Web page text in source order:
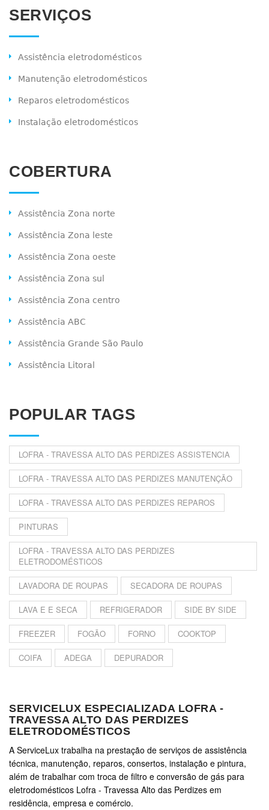
SERVIÇOS
Assistência eletrodomésticos
Manutenção eletrodomésticos
Reparos eletrodomésticos
Instalação eletrodomésticos
COBERTURA
Assistência Zona norte
Assistência Zona leste
Assistência Zona oeste
Assistência Zona sul
Assistência Zona centro
Assistência ABC
Assistência Grande São Paulo
Assistência Litoral
POPULAR TAGS
LOFRA - TRAVESSA ALTO DAS PERDIZES ASSISTENCIA
LOFRA - TRAVESSA ALTO DAS PERDIZES MANUTENÇÃO
LOFRA - TRAVESSA ALTO DAS PERDIZES REPAROS
PINTURAS
LOFRA - TRAVESSA ALTO DAS PERDIZES
ELETRODOMÉSTICOS
LAVADORA DE ROUPAS SECADORA DE ROUPAS
LAVA E E SECA REFRIGERADOR SIDE BY SIDE
FREEZER FOGÃO FORNO COOKTOP
COIFA ADEGA DEPURADOR
SERVICELUX ESPECIALIZADA LOFRA -
TRAVESSA ALTO DAS PERDIZES
ELETRODOMÉSTICOS
A ServiceLux trabalha na prestação de serviços de assistência
técnica, manutenção, reparos, consertos, instalação e pintura,
além de trabalhar com troca de filtro e conversão de gás para
eletrodomésticos Lofra - Travessa Alto das Perdizes em
residência, empresa e comércio.